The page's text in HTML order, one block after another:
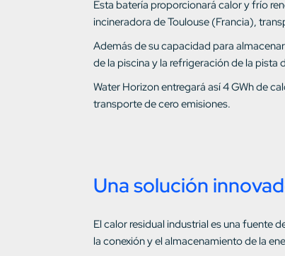
Esta batería proporcionará calor y frío
incineradora de Toulouse (Francia),
Además de su capacidad para
de la piscina y la refrigeración de la pista
Water Horizon entregará así 4 GWh de
transporte de cero emisiones.
Una solución
El calor residual industrial es una fuente
la conexión y el almacenamiento de la